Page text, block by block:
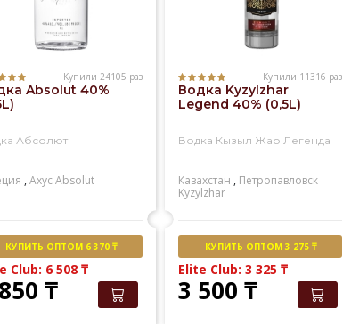
Купили 24105 раз
Absolut 40%
Абсолют
, АхусAbsolut
КУПИТЬ ОПТОМ 6 370 ₸
Club: 6 508 ₸
₸
Купили 11316 раз
Водка Kyzylzhar
Legend 40% (0,5L)
Водка Кызыл Жар Легенда
Казахстан , Петропавловск
Kyzylzhar
КУПИТЬ ОПТОМ 3 275 ₸
Elite Club: 3 325 ₸
3 500 ₸